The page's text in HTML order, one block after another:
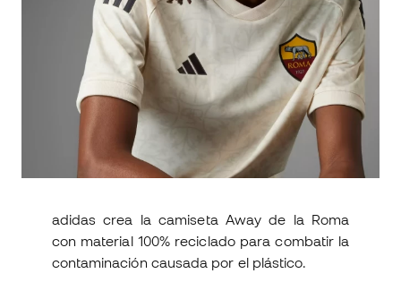
adidas crea la camiseta Away de la Roma
con material 100% reciclado para combatir la
contaminación causada por el plástico.